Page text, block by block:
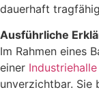
dauerhaft
Ausführliche
Im Rahmen eines
einer Industriehalle
unverzichtbar. Sie